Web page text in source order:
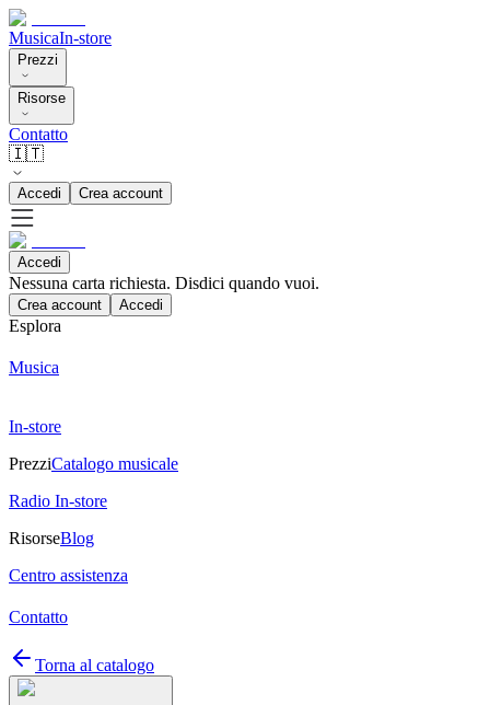
MusicaIn-store
Prezzi
Risorse
Contatto
🇮🇹
Accedi Crea account
Accedi
Nessuna carta richiesta. Disdici quando vuoi.
Crea account Accedi
Esplora
Musica
In-store
PrezziCatalogo musicale
Radio In-store
RisorseBlog
Centro assistenza
Contatto
Torna al catalogo